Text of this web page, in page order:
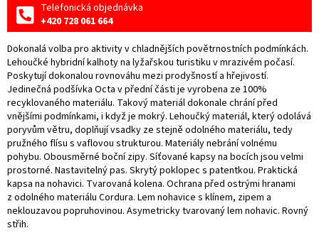
Telefonická objednávka
+420 728 061 664
Dokonalá volba pro aktivity v chladnějších povětrnostních podmínkách.
Lehoučké hybridní kalhoty na lyžařskou turistiku v mrazivém počasí.
Poskytují dokonalou rovnováhu mezi prodyšností a hřejivostí.
Jedinečná podšívka Octa v přední části je vyrobena ze 100%
recyklovaného materiálu. Takový materiál dokonale chrání před
vnějšími podmínkami, i když je mokrý. Lehoučký materiál, který odolává
poryvům větru, doplňují vsadky ze stejně odolného materiálu, tedy
pružného flísu s vaflovou strukturou. Materiály nebrání volnému
pohybu. Obousměrné boční zipy. Síťované kapsy na bocích jsou velmi
prostorné. Nastavitelný pas. Skrytý poklopec s patentkou. Praktická
kapsa na nohavici. Tvarovaná kolena. Ochrana před ostrými hranami
z odolného materiálu Cordura. Lem nohavice s klínem, zipem a
neklouzavou popruhovinou. Asymetricky tvarovaný lem nohavic. Rovný
střih.